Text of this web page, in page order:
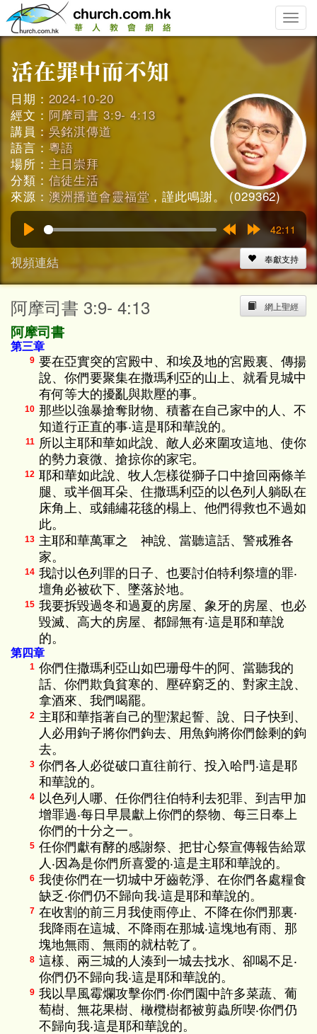
Toggle
日期： 2024-10-20
經文： 阿摩司書 3:9- 4:13
講員： 吳銘淇傳道
語言： 粵語
場所： 主日崇拜
分類： 信徒生活
來源： 澳洲播道會靈福堂 ，謹此鳴謝。 (029362)
Rewind
15s
15s
42:11
視頻連結 奉獻支持
網上聖經
阿摩司書 3:9- 4:13
阿摩司書
第三章
9 要在亞實突的宮殿中、和埃及地的宮殿裏、傳揚
說、你們要聚集在撒瑪利亞的山上、就看見城中
有何等大的擾亂與欺壓的事。
10 那些以強暴搶奪財物、積蓄在自己家中的人、不
知道行正直的事‧這是耶和華說的。
11 所以主耶和華如此說、敵人必來圍攻這地、使你
的勢力衰微、搶掠你的家宅。
12 耶和華如此說、牧人怎樣從獅子口中搶回兩條羊
腿、或半個耳朵、住撒瑪利亞的以色列人躺臥在
床角上、或鋪繡花毯的榻上、他們得救也不過如
此。
13 主耶和華萬軍之 神說、當聽這話、警戒雅各
家。
14 我討以色列罪的日子、也要討伯特利祭壇的罪‧
壇角必被砍下、墜落於地。
15 我要拆毀過冬和過夏的房屋、象牙的房屋、也必
毀滅、高大的房屋、都歸無有‧這是耶和華說
的。
第四章
1 你們住撒瑪利亞山如巴珊母牛的阿、當聽我的
話、你們欺負貧寒的、壓碎窮乏的、對家主說、
拿酒來、我們喝罷。
2 主耶和華指著自己的聖潔起誓、說、日子快到、
人必用鉤子將你們鉤去、用魚鉤將你們餘剩的鉤
去。
3 你們各人必從破口直往前行、投入哈門‧這是耶
和華說的。
4 以色列人哪、任你們往伯特利去犯罪、到吉甲加
增罪過‧每日早晨獻上你們的祭物、每三日奉上
你們的十分之一。
5 任你們獻有酵的感謝祭、把甘心祭宣傳報告給眾
人‧因為是你們所喜愛的‧這是主耶和華說的。
6 我使你們在一切城中牙齒乾淨、在你們各處糧食
缺乏‧你們仍不歸向我‧這是耶和華說的。
7 在收割的前三月我使雨停止、不降在你們那裏‧
我降雨在這城、不降雨在那城‧這塊地有雨、那
塊地無雨、無雨的就枯乾了。
8 這樣、兩三城的人湊到一城去找水、卻喝不足‧
你們仍不歸向我‧這是耶和華說的。
9 我以旱風霉爛攻擊你們‧你們園中許多菜蔬、葡
萄樹、無花果樹、橄欖樹都被剪蟲所喫‧你們仍
不歸向我‧這是耶和華說的。